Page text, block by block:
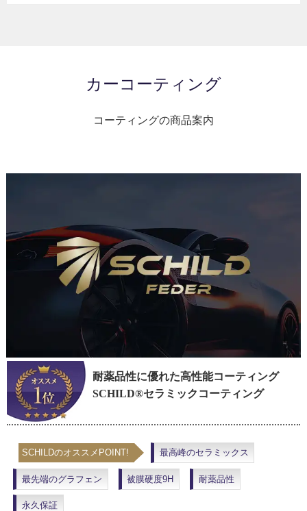
カーコーティング
コーティングの商品案内
耐薬品性に優れた高性能コーティング
SCHILD®セラミックコーティング
SCHILDのオススメPOINT! 最高峰のセラミックス
最先端のグラフェン 被膜硬度9H 耐薬品性
永久保証